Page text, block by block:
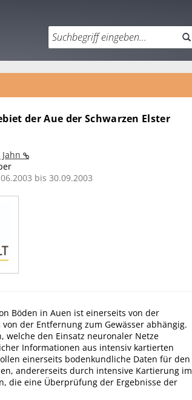
der Aue der Schwarzen Elster
bis 30.09.2003
Böden in Auen ist einerseits von der
der Entfernung zum Gewässer abhängig.
welche den Einsatz neuronaler Netze
Informationen aus intensiv kartierten
einerseits bodenkundliche Daten für den
andererseits durch intensive Kartierung im
die eine Überprüfung der Ergebnisse der